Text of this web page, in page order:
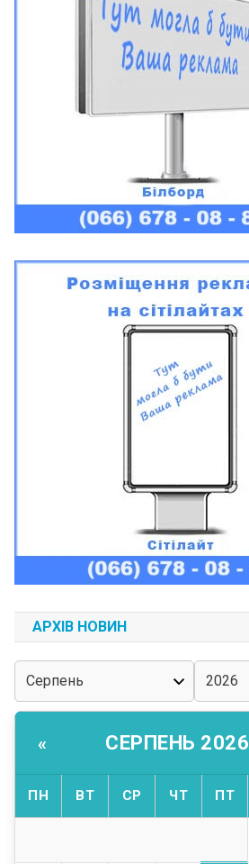
АРХІВ НОВИН
« СЕРПЕНЬ 2026
ПН ВТ СР ЧТ ПТ